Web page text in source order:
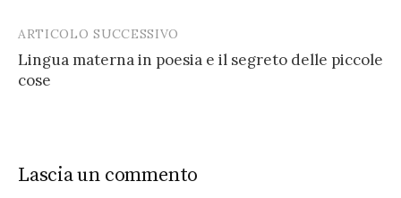
ARTICOLO SUCCESSIVO
Lingua materna in poesia e il segreto delle piccole
cose
Lascia un commento